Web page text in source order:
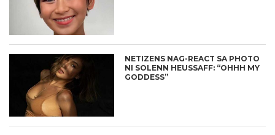
NETIZENS NAG-REACT SA PHOTO
NI SOLENN HEUSSAFF: “OHHH MY
GODDESS”